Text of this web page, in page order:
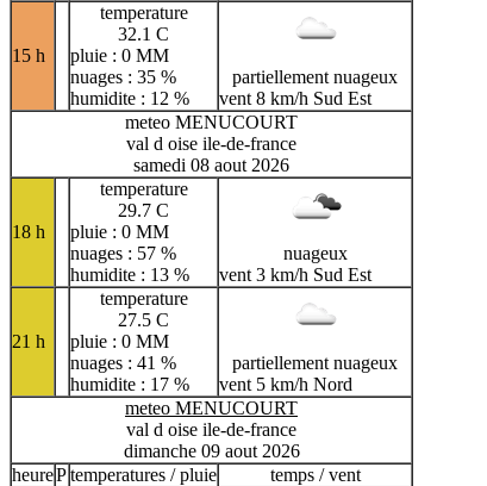
15 h
temperature
32.1 C
pluie : 0 MM
nuages : 35 %
humidite : 12 %
partiellement nuageux
vent 8 km/h Sud Est
meteo MENUCOURT
val d oise ile-de-france
samedi 08 aout 2026
18 h
temperature
29.7 C
pluie : 0 MM
nuages : 57 %
humidite : 13 %
nuageux
vent 3 km/h Sud Est
21 h
temperature
27.5 C
pluie : 0 MM
nuages : 41 %
humidite : 17 %
partiellement nuageux
vent 5 km/h Nord
meteo MENUCOURT
val d oise ile-de-france
dimanche 09 aout 2026
heurePtemperatures / pluie temps / vent